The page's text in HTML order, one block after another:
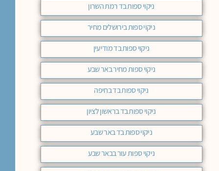
ניקוי ספות בד רמת השרון
ניקוי ספות בירושלים מחיר
ניקוי ספות בד מודיעין
ניקוי ספות מחיר באר שבע
ניקוי ספות בד בחיפה
ניקוי ספות בד בראשון לציון
ניקוי ספות בד באר שבע
ניקוי ספות עור בבאר שבע